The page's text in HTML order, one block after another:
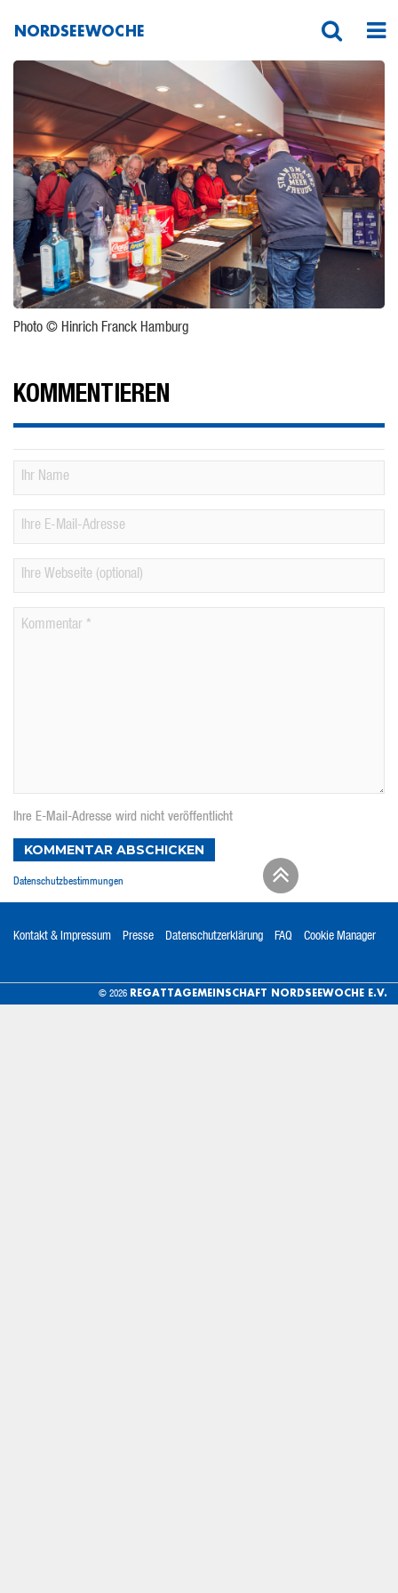
NORDSEEWOCHE
_D4H7563
Photo © Hinrich Franck Hamburg
KOMMENTIEREN
Ihre E-Mail-Adresse wird nicht veröffentlicht
KOMMENTAR ABSCHICKEN
Datenschutzbestimmungen
Kontakt & Impressum Presse Datenschutzerklärung FAQ Cookie Manager
© 2026 REGATTAGEMEINSCHAFT NORDSEEWOCHE E.V.